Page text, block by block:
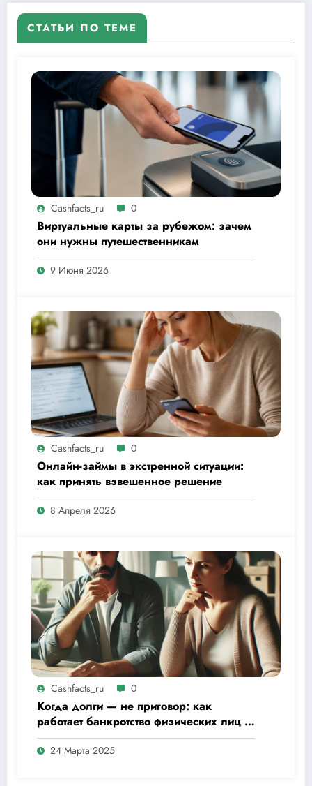
СТАТЬИ ПО ТЕМЕ
Cashfacts_ru 0
Виртуальные карты за рубежом: зачем
они нужны путешественникам
9 Июня 2026
Cashfacts_ru 0
Онлайн-займы в экстренной ситуации:
как принять взвешенное решение
8 Апреля 2026
Cashfacts_ru 0
Когда долги — не приговор: как
работает банкротство физических лиц в
2025 году
24 Марта 2025